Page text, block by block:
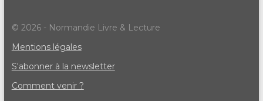
© 2026 - Normandie Livre & Lecture
Mentions légales
S'abonner à la newsletter
Comment venir ?